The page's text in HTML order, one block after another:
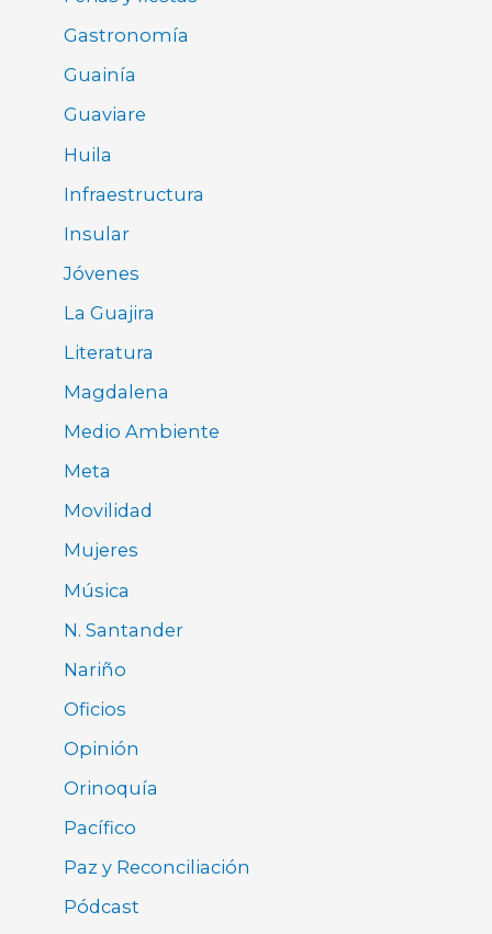
Gastronomía
Guainía
Guaviare
Huila
Infraestructura
Insular
Jóvenes
La Guajira
Literatura
Magdalena
Medio Ambiente
Meta
Movilidad
Mujeres
Música
N. Santander
Nariño
Oficios
Opinión
Orinoquía
Pacífico
Paz y Reconciliación
Pódcast